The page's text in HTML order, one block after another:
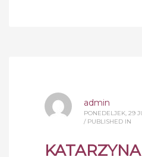
admin
PONEDELJEK, 29
/ PUBLISHED IN